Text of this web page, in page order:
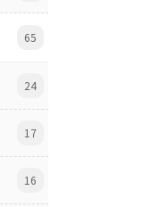
65
24
17
16